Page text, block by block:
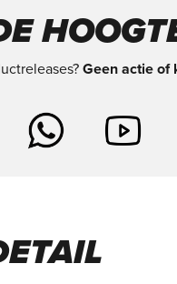
Geen actie of